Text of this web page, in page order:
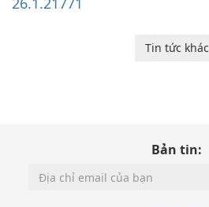
Tin tức khác
Bản tin: